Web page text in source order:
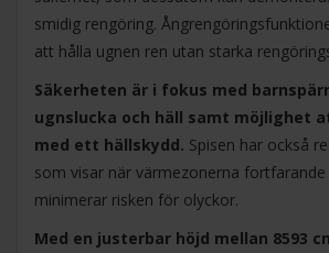
smidig rengöring.
att hålla ugnen ren utan starka
Säkerheten är i fokus med
ugnslucka och häll samt möjlighet
med ett hällskydd. Spisen har också
som visar när värmezonerna
minimerar risken för olyckor.
Med en justerbar höjd mellan 8593